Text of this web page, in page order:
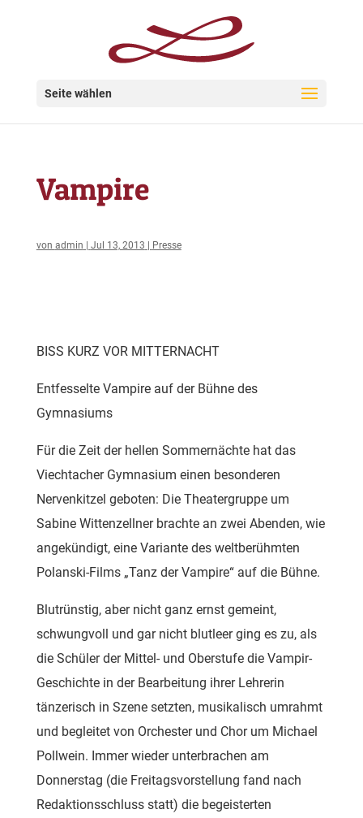
Seite wählen
Vampire
von admin Jul 13, 2013 Presse
BISS KURZ VOR MITTERNACHT
Entfesselte Vampire auf der Bühne des
Gymnasiums
Für die Zeit der hellen Sommernächte hat das
Viechtacher Gymnasium einen besonderen
Nervenkitzel geboten: Die Theatergruppe um
Sabine Wittenzellner brachte an zwei Abenden, wie
angekündigt, eine Variante des weltberühmten
Polanski-Films „Tanz der Vampire“ auf die Bühne.
Blutrünstig, aber nicht ganz ernst gemeint,
schwungvoll und gar nicht blutleer ging es zu, als
die Schüler der Mittel- und Oberstufe die Vampir-
Geschichte in der Bearbeitung ihrer Lehrerin
tänzerisch in Szene setzten, musikalisch umrahmt
und begleitet von Orchester und Chor um Michael
Pollwein. Immer wieder unterbrachen am
Donnerstag (die Freitagsvorstellung fand nach
Redaktionsschluss statt) die begeisterten